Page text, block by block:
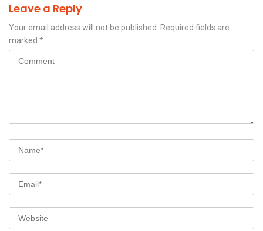
Leave a Reply
Your email address will not be published.
Required fields are
marked *